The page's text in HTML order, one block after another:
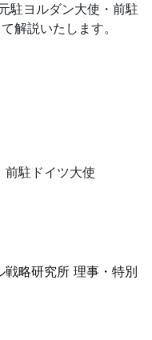
駐ヨルダン大使・前駐
解説いたします。
前駐ドイツ大使
戦略研究所 理事・特別